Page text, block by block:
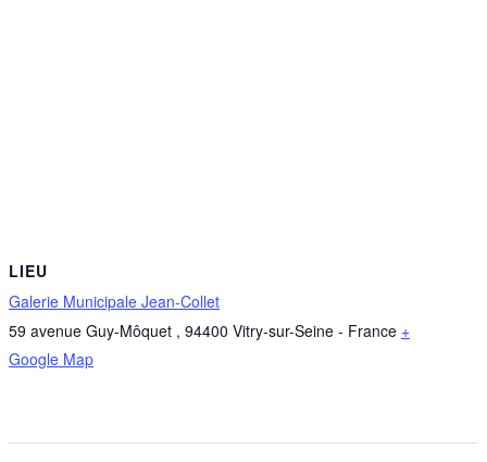
LIEU
Galerie Municipale Jean-Collet
59 avenue Guy-Môquet , 94400 Vitry-sur-Seine - France +
Google Map